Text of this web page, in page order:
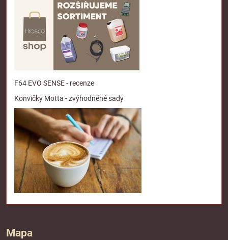
F64 EVO SENSE - recenze
Konvičky Motta - zvýhodněné sady
Mapa